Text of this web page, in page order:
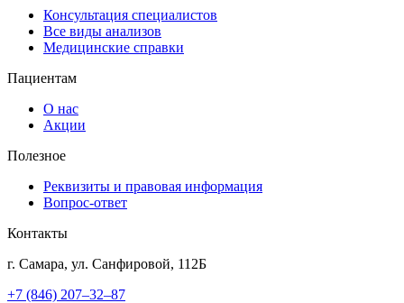
Консультация специалистов
Все виды анализов
Медицинские справки
Пациентам
О нас
Акции
Полезное
Реквизиты и правовая информация
Вопрос-ответ
Контакты
г. Самара, ул. Санфировой, 112Б
+7 (846) 207‒32‒87